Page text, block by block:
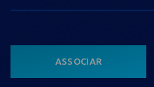
ASSOCIAR